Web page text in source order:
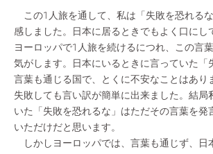
この1人旅を通して、私は「失敗を恐れる
感しました。日本に居るときでもよく口にし
ヨーロッパで1人旅を続けるにつれ、この言
気がします。日本にいるときに言っていた「
言葉も通じる国で、とくに不安なことはあり
失敗しても言い訳が簡単に出来ました。結局
いた「失敗を恐れるな」はただその言葉を発
いただけだと思います。
しかしヨーロッパでは、言葉も通じず、日